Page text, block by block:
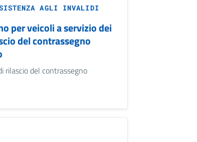
AGLI INVALIDI
per veicoli a servizio dei
del contrassegno
rilascio del contrassegno